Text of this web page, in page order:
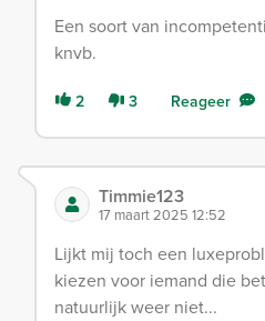
Een soort van
knvb.
2 3 Reageer
Timmie123
17 maart 2025 12:52
Lijkt mij toch een
kiezen voor iemand die
natuurlijk weer niet...